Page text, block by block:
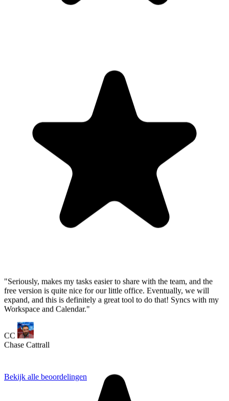
"Seriously, makes my tasks easier to share with the team, and the
free version is quite nice for our little office. Eventually, we will
expand, and this is definitely a great tool to do that! Syncs with my
Workspace and Calendar."
Bekijk alle beoordelingen